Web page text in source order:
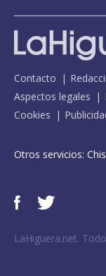
Contacto
Aspectos legales
Cookies
Otros servicios:
LaHiguera.net.